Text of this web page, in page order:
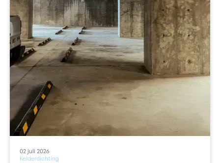
Kelderdichting
02 juli 2026